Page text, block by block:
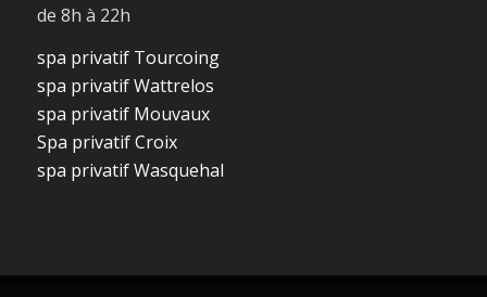
de 8h à 22h
spa privatif Tourcoing
spa privatif Wattrelos
spa privatif Mouvaux
Spa privatif Croix
spa privatif Wasquehal